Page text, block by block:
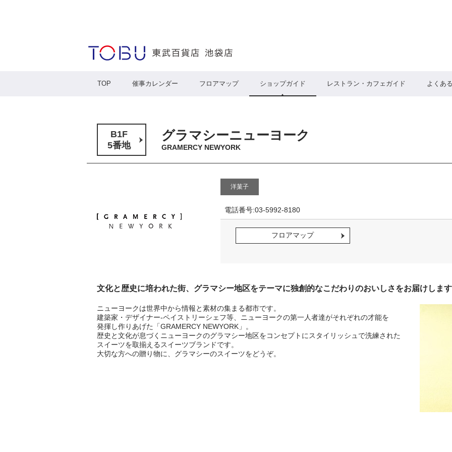
TOP 催事カレンダー フロアマップ ショップガイド レストラン・カフェガイド よくあ
B1F
5番地
グラマシーニューヨーク
GRAMERCY NEWYORK
洋菓子
電話番号:03-5992-8180
フロアマップ
文化と歴史に培われた街、グラマシー地区をテーマに独創的なこだわりのおいしさをお届けしま
ニューヨークは世界中から情報と素材の集まる都市です。
建築家・デザイナー-ペイストリーシェフ等、ニューヨークの第一人者達がそれぞれの才能を
発揮し作りあげた「GRAMERCY NEWYORK」。
歴史と文化が息づくニューヨークのグラマシー地区をコンセプトにスタイリッシュで洗練された
スイーツを取揃えるスイーツブランドです。
大切な方への贈り物に、グラマシーのスイーツをどうぞ。